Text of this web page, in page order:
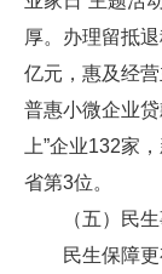
厚。办理留抵
亿元，惠及经
普惠小微企业
上”企业132家
省第3位。
（五）民
民生保障